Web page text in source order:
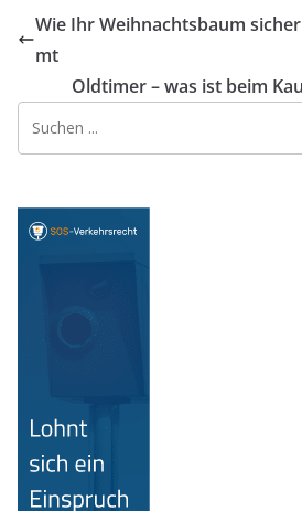
Wie Ihr Weihnachtsbaum
mt
Oldtimer – was ist beim